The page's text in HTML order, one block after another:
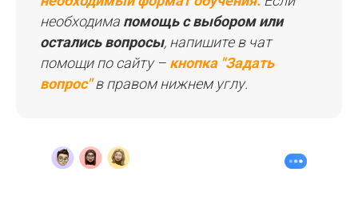
необходима помощь с выбором или
остались вопросы, напишите в чат
помощи по сайту – кнопка "Задать
вопрос"в правом нижнем углу.